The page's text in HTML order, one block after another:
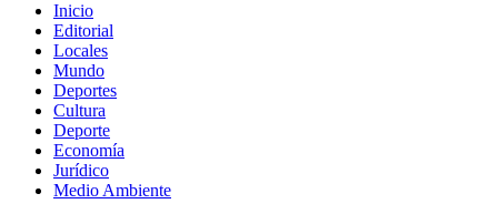
Inicio
Editorial
Locales
Mundo
Deportes
Cultura
Deporte
Economía
Jurídico
Medio Ambiente